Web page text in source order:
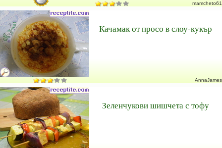
mamcheto61
Качамак от просо в слоу-кукър
AnnaJames
Зеленчукови шишчета с тофу